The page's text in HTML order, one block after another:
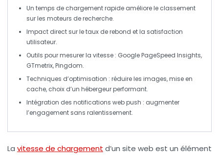
Un temps de chargement rapide améliore le classement
sur les moteurs de recherche.
Impact direct sur letaux de rebond et la satisfaction
utilisateur.
Outils pour mesurer la vitesse : Google PageSpeed Insights,
GTmetrix, Pingdom.
Techniques d’optimisation : réduire les images, mise en
cache, choix d’un hébergeur performant.
Intégration des notifications web push : augmenter
l’engagement sans ralentissement.
La vitesse de chargement d’un site web est un élément